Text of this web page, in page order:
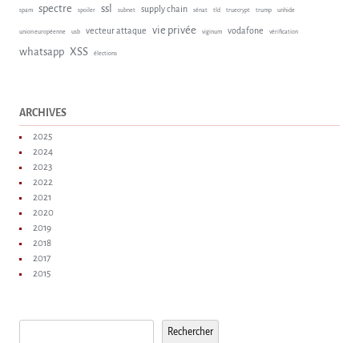
spam spectre spoiler ssl subnet supply chain sénat tld truecrypt trump unhide
union européenne usb vecteur attaque vie privée viginum vodafone vérification
whatsapp XSS élections
ARCHIVES
2025
2024
2023
2022
2021
2020
2019
2018
2017
2015
Rechercher